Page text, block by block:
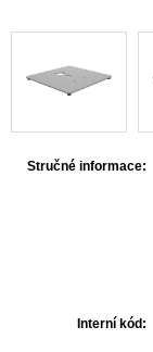
Stručné informace:
Interní kód: